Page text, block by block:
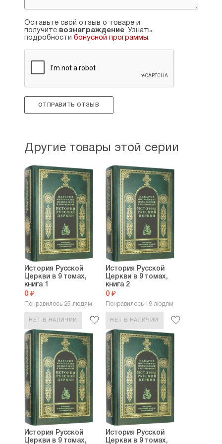
Оставьте свой отзыв о товаре и
получите вознаграждение. Узнать
подробности бонусной программы.
ОТПРАВИТЬ ОТЗЫВ
Другие товары этой серии
История Русской
Церкви в 9 томах,
книга 1
0 ₽
Понравилось 25 людям
НЕТ В НАЛИЧИИ
История Русской
Церкви в 9 томах,
книга 2
0 ₽
Понравилось 19 людям
НЕТ В НАЛИЧИИ
История Русской
Церкви в 9 томах,
История Русской
Церкви в 9 томах,